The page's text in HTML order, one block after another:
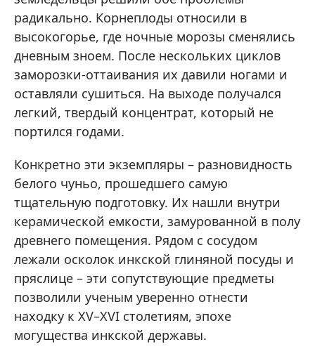
радикально. Корнеплоды относили в
высокогорье, где ночные морозы сменялись
дневным зноем. После нескольких циклов
заморозки-оттаивания их давили ногами и
оставляли сушиться. На выходе получался
легкий, твердый концентрат, который не
портился годами.
Конкретно эти экземпляры – разновидность
белого чуньо, прошедшего самую
тщательную подготовку. Их нашли внутри
керамической емкости, замурованной в полу
древнего помещения. Рядом с сосудом
лежали осколок инкской глиняной посуды и
пряслице – эти сопутствующие предметы
позволили ученым уверенно отнести
находку к XV–XVI столетиям, эпохе
могущества инкской державы.